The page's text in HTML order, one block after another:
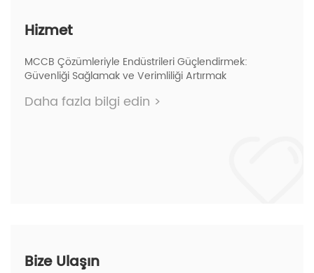
Hizmet
MCCB Çözümleriyle Endüstrileri Güçlendirmek:
Güvenliği Sağlamak ve Verimliliği Artırmak
Daha fazla bilgi edin >
Bize Ulaşın